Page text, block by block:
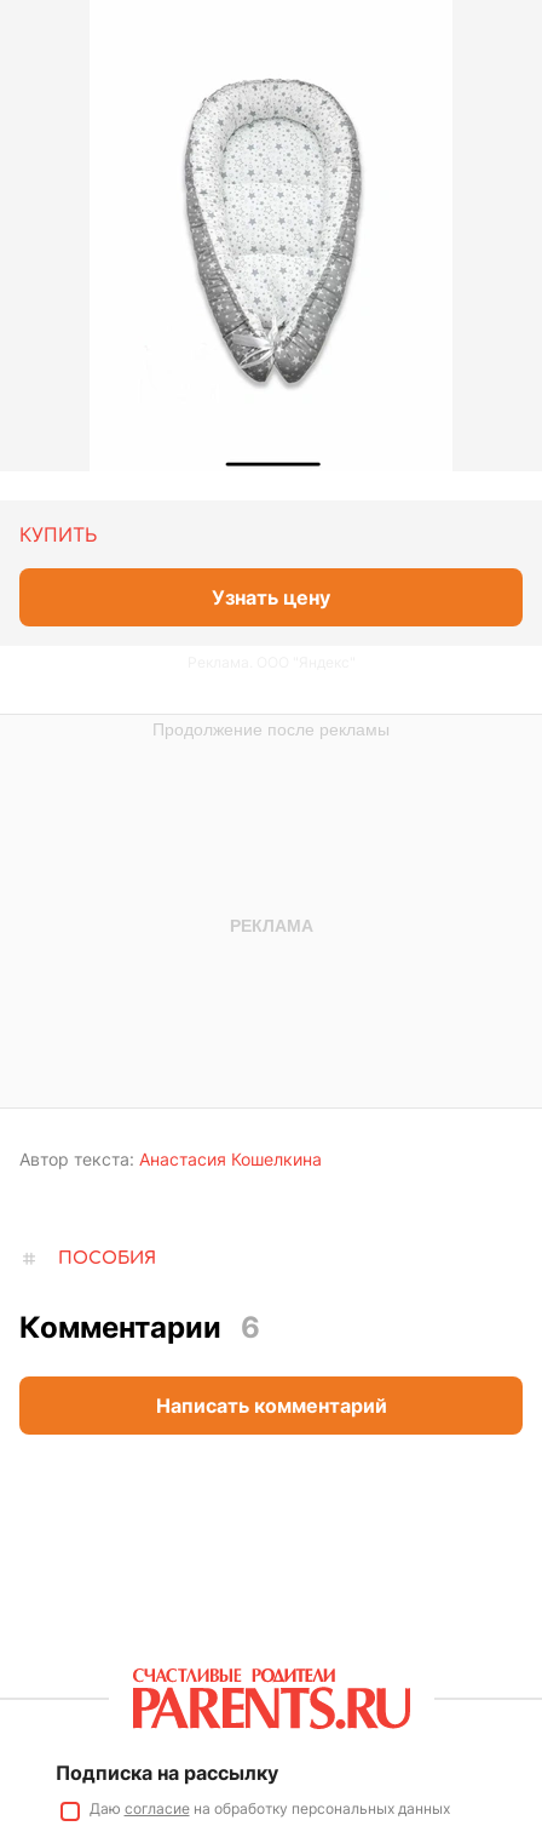
КУПИТЬ
Узнать цену
Автор текста: Анастасия Кошелкина
ПОСОБИЯ
Комментарии 6
Написать комментарий
Подписка на рассылку
Даю согласиена обработку персональных данных